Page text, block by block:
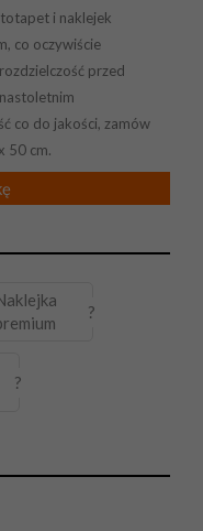
i naklejek
co oczywiście
przed
co do jakości, zamów
50 cm.
?
?